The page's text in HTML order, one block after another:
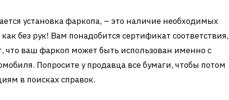
установка фаркопа, – это наличие необходимых
без рук! Вам понадобится сертификат соответствия,
что ваш фаркоп может быть использован именно с
Попросите у продавца все бумаги, чтобы потом
в поисках справок.